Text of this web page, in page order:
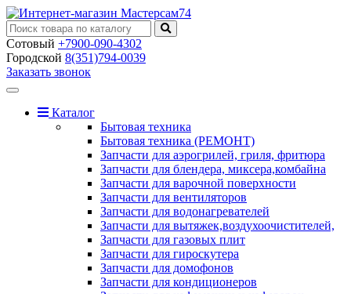
Сотовый +7900-090-4302
Городской 8(351)794-0039
Заказать звонок
Toggle
navigationКаталог
Бытовая техника
Бытовая техника (РЕМОНТ)
Запчасти для аэрогрилей, гриля, фритюра
Запчасти для блендера, миксера,комбайна
Запчасти для варочной поверхности
Запчасти для вентиляторов
Запчасти для водонагревателей
Запчасти для вытяжек,воздухоочистителей,
Запчасти для газовых плит
Запчасти для гироскутера
Запчасти для домофонов
Запчасти для кондиционеров